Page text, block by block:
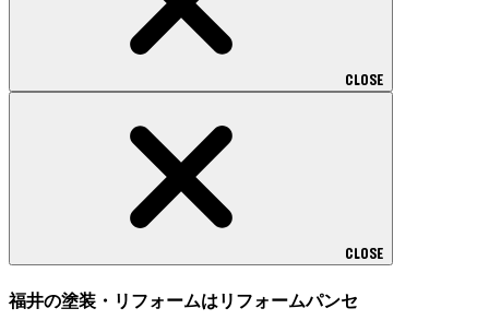
CLOSE
CLOSE
福井の塗装・リフォームはリフォームパンセ